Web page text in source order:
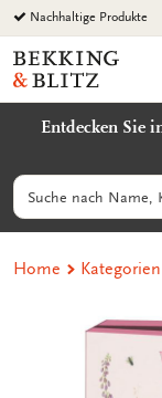
Zurück
zum
Inhalt
Nachhaltige Produkte
Bekking
&
Uitgevers
Entdecken Sie
Suchen
Home Kategorien